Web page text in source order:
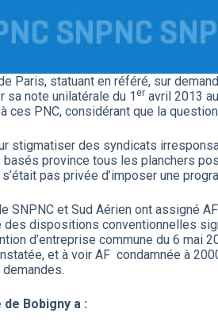
Paris, statuant en référé, sur
sa note unilatérale du 1 er avril 2013
PNC, considérant que la
stigmatiser des syndicats
province tous les planchers
pas privée d’imposer une
SNPNC et Sud Aérien ont assigné
dispositions conventionnelles
d’entreprise commune du 6 mai
et à voir AF condamnée à
Bobigny a :